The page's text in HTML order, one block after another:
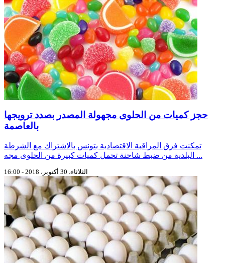
حجز كميات من الحلوى مجهولة المصدر بصدد ترويجها
بالعاصمة
تمكنت فرق المراقبة الاقتصادية بتونس بالاشتراك مع الشرطة
البلدية من ضبط شاحنة تحمل كميات كبيرة من الحلوى مجه ...
الثلاثاء، 30 أكتوبر، 2018 - 16:00